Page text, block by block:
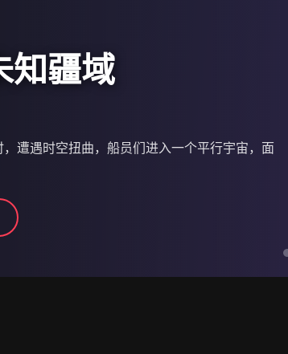
知疆域
遭遇时空扭曲，船员们进入一个平行宇宙，面